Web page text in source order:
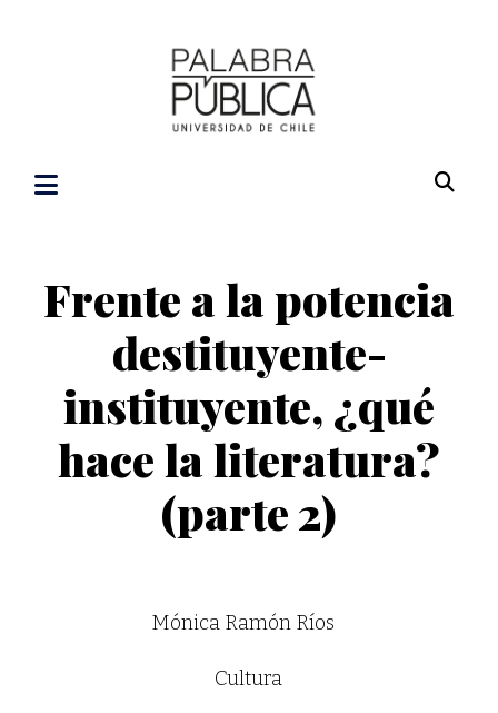
Frente a la potencia
destituyente-
instituyente, ¿qué
hace la literatura?
(parte 2)
Mónica Ramón Ríos
Cultura